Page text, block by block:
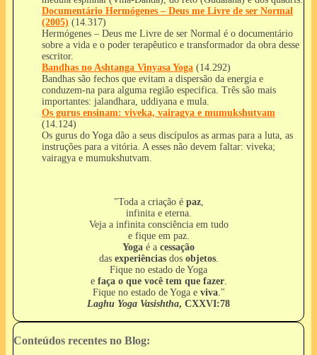
Documentário Hermógenes – Deus me Livre de ser Normal
(2005) (14.317)
Hermógenes – Deus me Livre de ser Normal é o documentário
sobre a vida e o poder terapêutico e transformador da obra desse
escritor.
Bandhas no Ashtanga Vinyasa Yoga (14.292)
Bandhas são fechos que evitam a dispersão da energia e
conduzem-na para alguma região especifica. Três são mais
importantes: jalandhara, uddiyana e mula.
Os gurus ensinam: viveka, vairagya e mumukshutvam
(14.124)
Os gurus do Yoga dão a seus discípulos as armas para a luta, as
instruções para a vitória. A esses não devem faltar: viveka;
vairagya e mumukshutvam.
"Toda a criação é paz,
infinita e eterna.
Veja a infinita consciência em tudo
e fique em paz.
Yoga é a cessação
das experiênciasdos objetos.
Fique no estado de Yoga
e faça o que você tem que fazer.
Fique no estado de Yoga e viva."
Laghu Yoga Vasishtha, CXXVI:78
Conteúdos recentes no Blog: